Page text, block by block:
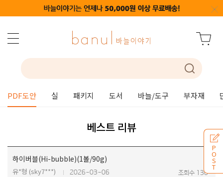
PDF도안 실 패키지 도서 바늘/도구 부자재
P
O
S
T
베스트 리뷰
하이버블(Hi-bubble)(1볼/90g)
유*형 (sky7***) 2026-03-06 조회수 130